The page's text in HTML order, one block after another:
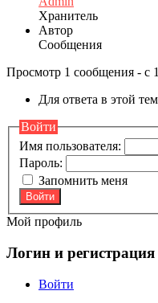
Хранитель
Автор
Сообщения
Просмотр 1 сообщения - с
Для ответа в этой
Войти
Имя пользователя:
Пароль:
Запомнить меня
Войти
Мой профиль
Логин и регистрация
Войти